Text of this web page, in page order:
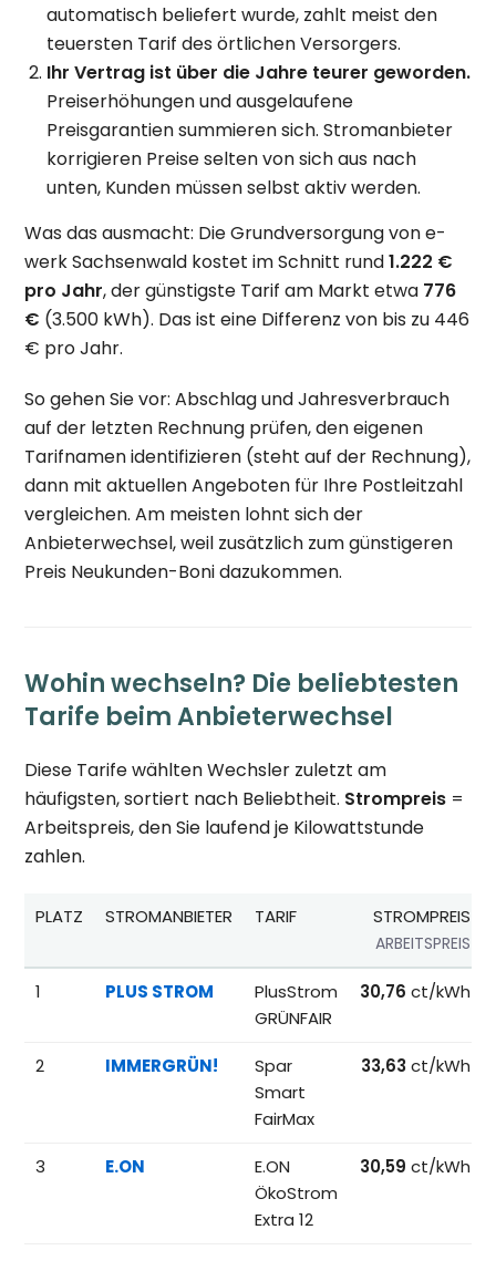
automatisch beliefert wurde, zahlt meist den
teuersten Tarif des örtlichen Versorgers.
Ihr Vertrag ist über die Jahre teurer geworden.
Preiserhöhungen und ausgelaufene
Preisgarantien summieren sich. Stromanbieter
korrigieren Preise selten von sich aus nach
unten, Kunden müssen selbst aktiv werden.
Was das ausmacht: Die Grundversorgung von e-
werk Sachsenwald kostet im Schnitt rund1.222 €
pro Jahr, der günstigste Tarif am Markt etwa 776
€ (3.500 kWh). Das ist eine Differenz von bis zu 446
€ pro Jahr.
So gehen Sie vor: Abschlag und Jahresverbrauch
auf der letzten Rechnung prüfen, den eigenen
Tarifnamen identifizieren (steht auf der Rechnung),
dann mit aktuellen Angeboten für Ihre Postleitzahl
vergleichen. Am meisten lohnt sich der
Anbieterwechsel, weil zusätzlich zum günstigeren
Preis Neukunden-Boni dazukommen.
Wohin wechseln? Die beliebtesten
Tarife beim Anbieterwechsel
Diese Tarife wählten Wechsler zuletzt am
häufigsten, sortiert nach Beliebtheit. Strompreis =
Arbeitspreis, den Sie laufend je Kilowattstunde
zahlen.
Beliebteste Tarife beim Anbieterwechsel;
PLATZ STROMANBIETER TARIF STROMPREIS
ARBEITSPREIS
1 PLUS STROM
PlusStrom
GRÜNFAIR
30,76 ct/kWh
2 IMMERGRÜN!
Spar
Smart
FairMax
33,63 ct/kWh
3 E.ON
E.ON
ÖkoStrom
Extra 12
30,59 ct/kWh